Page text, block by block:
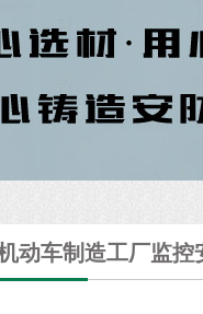
动车制造工厂监控